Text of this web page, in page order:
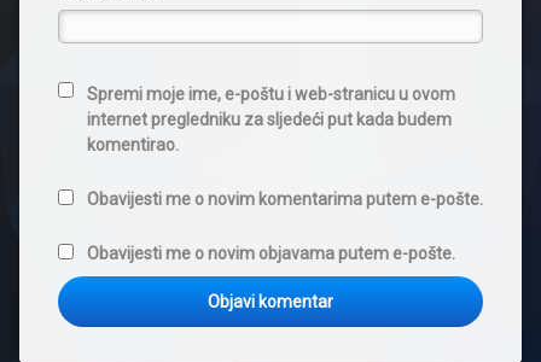
Spremi moje ime, e-poštu i web-stranicu u ovom
internet pregledniku za sljedeći put kada budem
komentirao.
Obavijesti me o novim komentarima putem e-pošte.
Obavijesti me o novim objavama putem e-pošte.